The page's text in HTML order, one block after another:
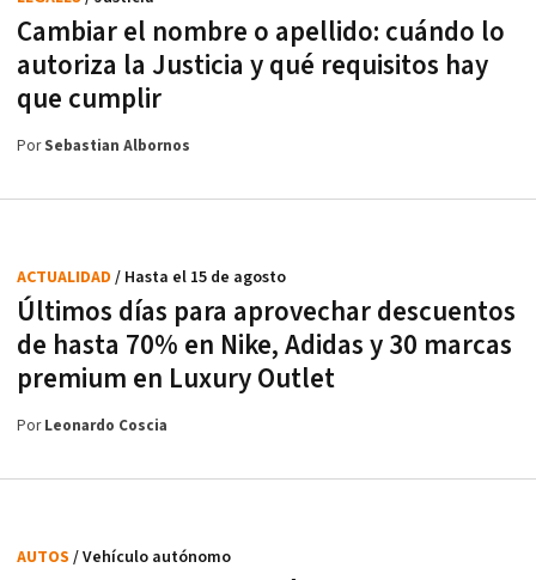
Cambiar el nombre o apellido: cuándo lo
autoriza la Justicia y qué requisitos hay
que cumplir
PorSebastian Albornos
Últimos días para aprovechar descuentos
de hasta 70% en Nike, Adidas y 30 marcas
premium en Luxury Outlet
ACTUALIDAD / Hasta el 15 de agosto
PorLeonardo Coscia
AUTOS / Vehículo autónomo